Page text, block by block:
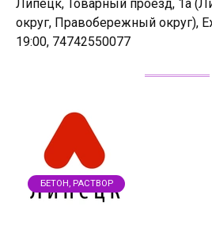
Липецк, Товарный проезд, 1а
округ, Правобережный округ),
19:00, 74742550077
БЕТОН, РАСТВОР